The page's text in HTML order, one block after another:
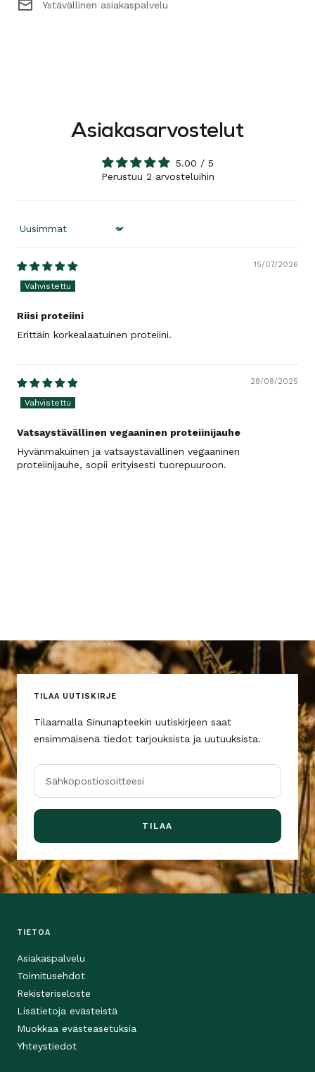
Ystävällinen asiakaspalvelu
Asiakasarvostelut
5.00 / 5
Perustuu 2 arvosteluihin
Sort by
15/07/2026
Riisi proteiini
Erittäin korkealaatuinen proteiini.
28/08/2025
Vatsaystävällinen vegaaninen proteiinijauhe
Hyvänmakuinen ja vatsaystävällinen vegaaninen
proteiinijauhe, sopii erityisesti tuorepuuroon.
TILAA UUTISKIRJE
Tilaamalla Sinunapteekin uutiskirjeen saat
ensimmäisenä tiedot tarjouksista ja uutuuksista.
Sähköpostiosoitteesi
TILAA
TIETOA
Asiakaspalvelu
Toimitusehdot
Rekisteriseloste
Lisätietoja evästeistä
Muokkaa evästeasetuksia
Yhteystiedot